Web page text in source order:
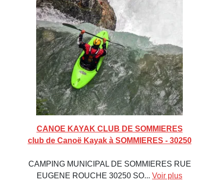
CANOE KAYAK CLUB DE SOMMIERES
club de Canoë Kayak à SOMMIERES - 30250
CAMPING MUNICIPAL DE SOMMIERES RUE
EUGENE ROUCHE 30250 SO... Voir plus